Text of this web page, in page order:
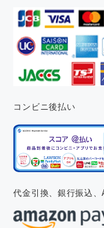
コンビニ後払い
代金引換、銀行振込、